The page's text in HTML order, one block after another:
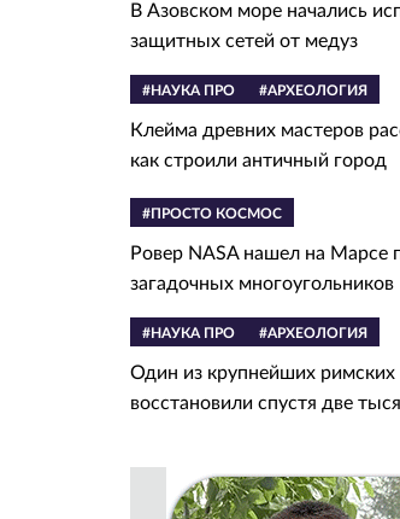
В Азовском море начались
защитных сетей от медуз
#НАУКА ПРО #АРХЕОЛОГИЯ
Клейма древних мастеров
как строили античный город
#ПРОСТО КОСМОС
Ровер NASA нашел на Марсе
загадочных многоугольников
#НАУКА ПРО #АРХЕОЛОГИЯ
Один из крупнейших римских
восстановили спустя две